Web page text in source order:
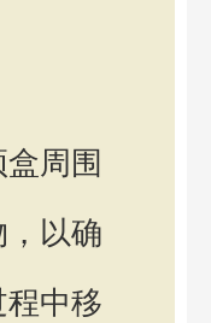
周围
以确
中移